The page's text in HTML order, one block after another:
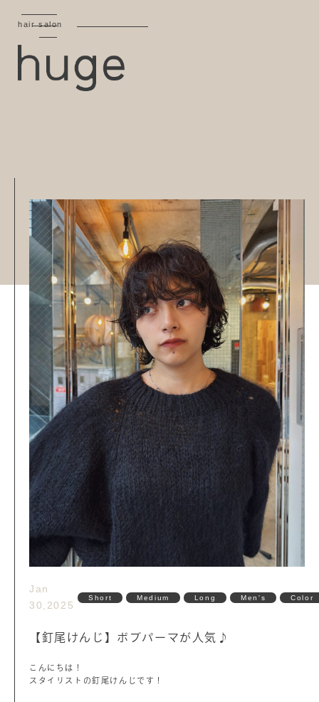
hair salon
Jan
30,2025
Short Medium Long Men's Color
【釘尾けんじ】ボブパーマが人気♪
こんにちは！
スタイリストの釘尾けんじです！